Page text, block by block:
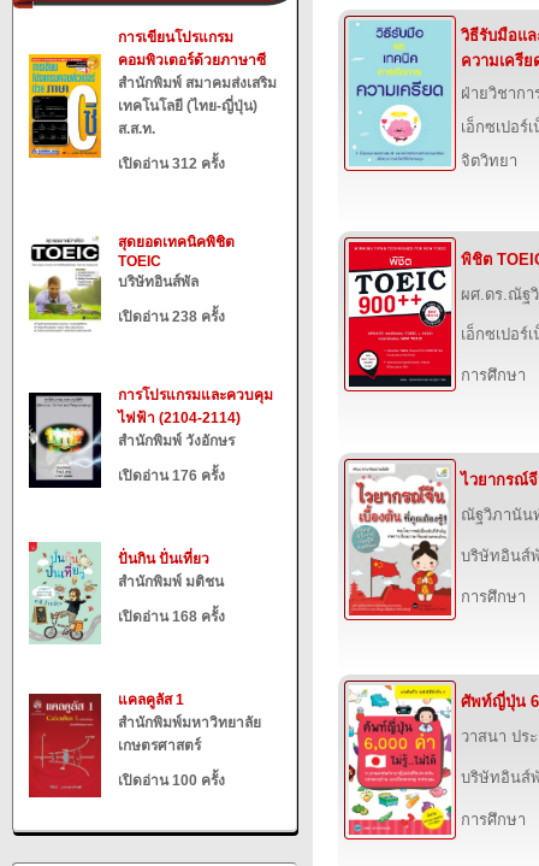
การเขียนโปรแกรม
คอมพิวเตอร์ด้วยภาษาซี
สำนักพิมพ์ สมาคมส่งเสริม
เทคโนโลยี (ไทย-ญี่ปุ่น)
ส.ส.ท.
เปิดอ่าน 312 ครั้ง
สุดยอดเทคนิคพิชิต
TOEIC
บริษัทอินส์พัล
เปิดอ่าน 238 ครั้ง
การโปรแกรมและควบคุม
ไฟฟ้า (2104-2114)
สำนักพิมพ์ วังอักษร
เปิดอ่าน 176 ครั้ง
ปั่นกิน ปั่นเที่ยว
สำนักพิมพ์ มติชน
เปิดอ่าน 168 ครั้ง
แคลคูลัส 1
สำนักพิมพ์มหาวิทยาลัย
เกษตรศาสตร์
เปิดอ่าน 100 ครั้ง
วิธีรับมือแ
ความเครีย
ฝ่ายวิชาก
เอ็กซเปอร์
จิตวิทยา
พิชิต
ผศ.ดร.ณัฐ
เอ็กซเปอร์
การศึกษา
ไวยากรณ์
ณัฐวิภานัน
บริษัทอินส์
การศึกษา
ศัพท์ญี่ปุ่น
วาสนา ปร
บริษัทอินส์
การศึกษา